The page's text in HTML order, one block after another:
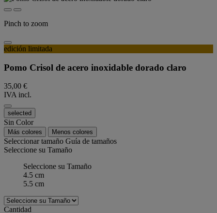
Pinch to zoom
edición limitada
Pomo Crisol de acero inoxidable dorado claro
35,00 €
IVA incl.
selected
Sin Color
Más colores Menos colores
Seleccionar tamaño Guía de tamaños
Seleccione su Tamaño
Seleccione su Tamaño
4.5 cm
5.5 cm
Cantidad